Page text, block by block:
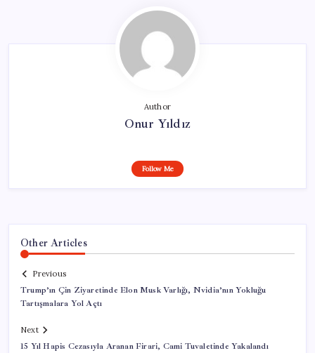
Author
Onur Yıldız
Follow Me
Other Articles
Previous
Trump’ın Çin Ziyaretinde Elon Musk Varlığı, Nvidia’nın Yokluğu
Tartışmalara Yol Açtı
Next
15 Yıl Hapis Cezasıyla Aranan Firari, Cami Tuvaletinde Yakalandı